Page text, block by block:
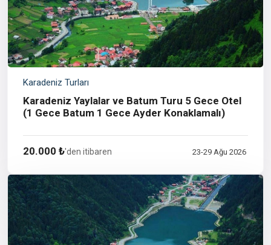
Karadeniz Turları
Karadeniz Yaylalar ve Batum Turu 5 Gece Otel
(1 Gece Batum 1 Gece Ayder Konaklamalı)
20.000 ₺'den itibaren 23-29 Ağu 2026